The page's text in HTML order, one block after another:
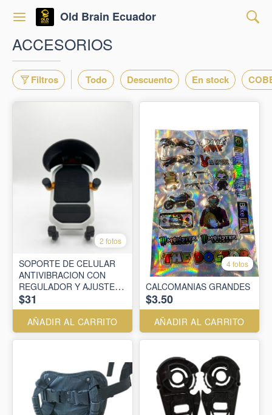
Old Brain Ecuador
ACCESORIOS
Filtros Todo Descuento En stock
2 fotos
SOPORTE DE CELULAR
ANTIVIBRACION CON
REGULADOR Y AJUSTE
REFORZADO
AZUL/BLANCO -
UNIVERSAL - MOXAL
$31
AÑADIR AL CARRITO
4 fotos
CALCOMANIAS GRANDES
$3.50
AÑADIR AL CARRITO